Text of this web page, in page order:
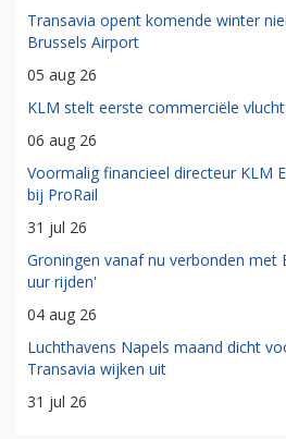
Transavia opent komende winter
Brussels Airport
05 aug 26
KLM stelt eerste commerciële
06 aug 26
Voormalig financieel directeur KLM
bij ProRail
31 jul 26
Groningen vanaf nu verbonden met
uur rijden'
04 aug 26
Luchthavens Napels maand dicht
Transavia wijken uit
31 jul 26